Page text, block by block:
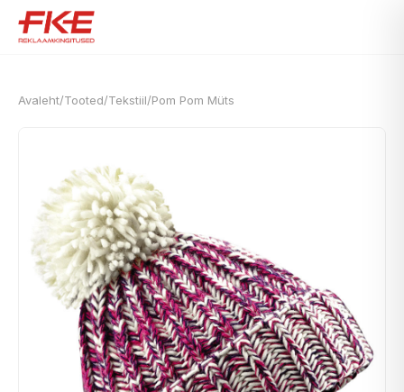
Avaleht/Tooted/Tekstiil/Pom Pom Müts